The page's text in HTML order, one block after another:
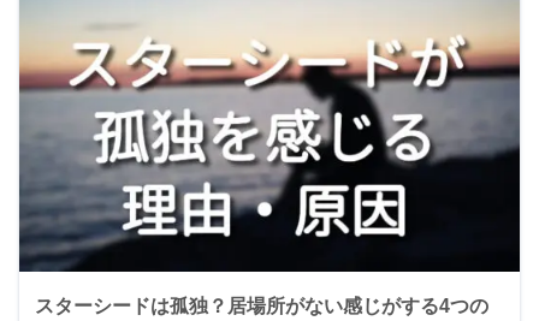
スターシードは孤独？居場所がない感じがする4つの